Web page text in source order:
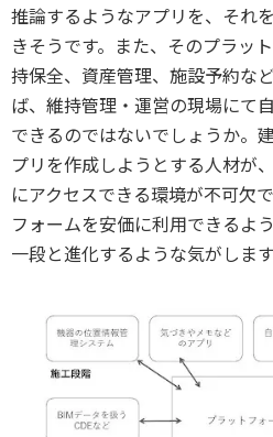
推論するようなアプリを、それ
きそうです。また、そのプラッ
持保全、資産管理、施設予約な
ば、維持管理・運営の現場にて
できるのではないでしょうか。
プリを作成しようとする人材が
にアクセスできる環境が不可欠
フォームを安価に利用できるよ
一段と進化するような気がします